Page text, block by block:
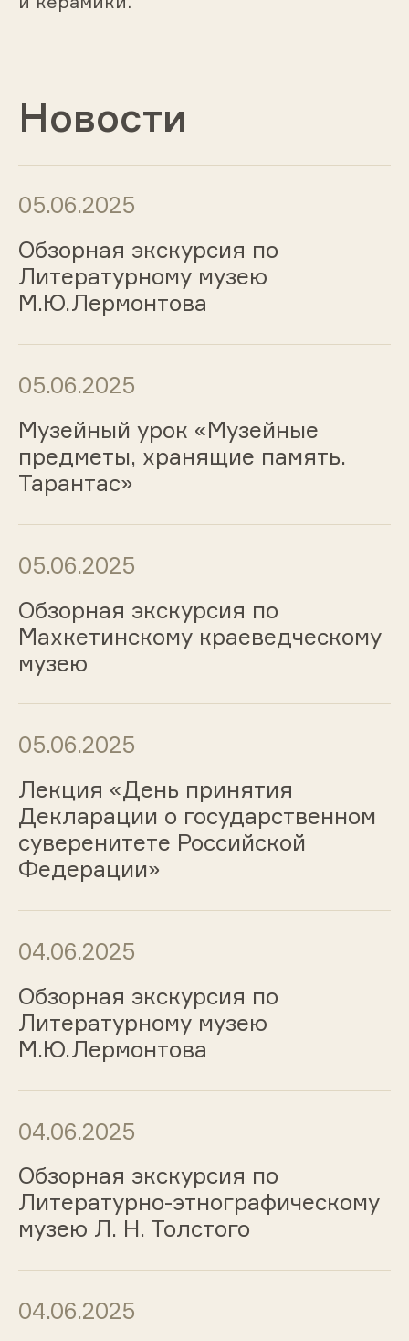
Новости
05.06.2025
Обзорная экскурсия по
Литературному музею
М.Ю.Лермонтова
05.06.2025
Музейный урок «Музейные
предметы, хранящие память.
Тарантас»
05.06.2025
Обзорная экскурсия по
Махкетинскому краеведческому
музею
05.06.2025
Лекция «День принятия
Декларации о государственном
суверенитете Российской
Федерации»
04.06.2025
Обзорная экскурсия по
Литературному музею
М.Ю.Лермонтова
04.06.2025
Обзорная экскурсия по
Литературно-этнографическому
музею Л. Н. Толстого
04.06.2025